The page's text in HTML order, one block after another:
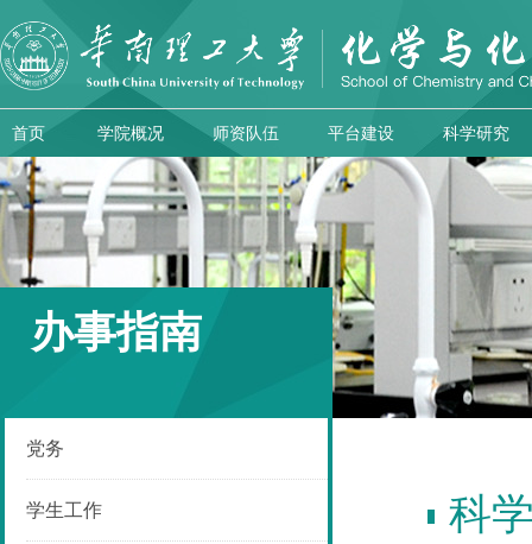
首页 学院概况 师资队伍 平台建设 科学研究
办事指南
党务
学生工作 科